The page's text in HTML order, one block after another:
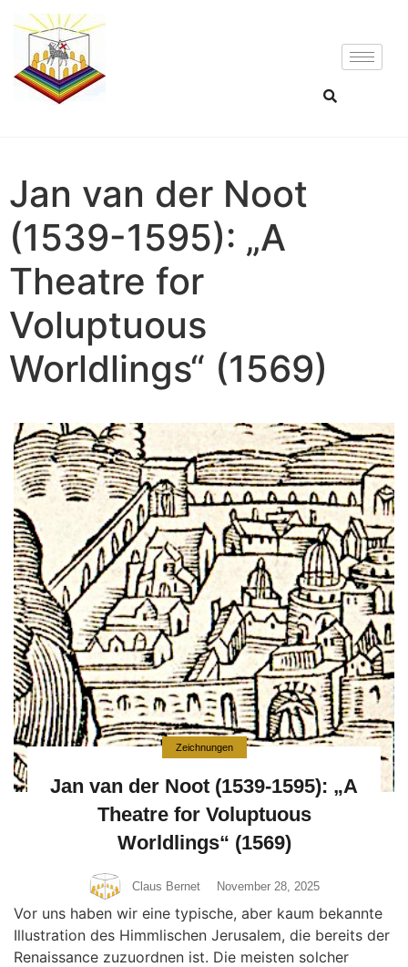
Jan van der Noot
(1539-1595): „A
Theatre for
Voluptuous
Worldlings“ (1569)
Zeichnungen
Jan van der Noot (1539-1595): „A
Theatre for Voluptuous
Worldlings“ (1569)
Claus Bernet November 28, 2025
Vor uns haben wir eine typische, aber kaum bekannte
Illustration des Himmlischen Jerusalem, die bereits der
Renaissance zuzuordnen ist. Die meisten solcher